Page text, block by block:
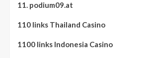
11. podium09.at
110 links Thailand Casino
1100 links Indonesia Casino